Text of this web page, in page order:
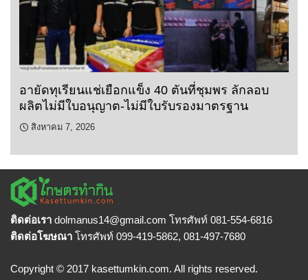
อายัดทุเรียนแช่เยือกแข็ง 40 ตันที่ชุมพร ลักลอบ
ผลิตไม่มีใบอนุญาต-ไม่มีใบรับรองมาตรฐาน
สิงหาคม 7, 2026
ติดต่อเรา dolmanus14@gmail.com โทรศัพท์ 081-554-6816
ติดต่อโฆษณา โทรศัพท์ 099-419-5862, 081-497-7680
Copyright © 2017 kasettumkin.com. All rights reserved.